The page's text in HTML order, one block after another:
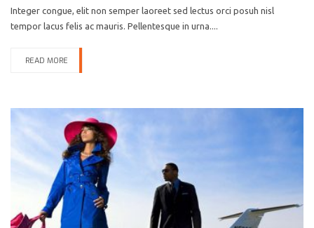
Integer congue, elit non semper laoreet sed lectus orci posuh nisl
tempor lacus felis ac mauris. Pellentesque in urna....
READ MORE